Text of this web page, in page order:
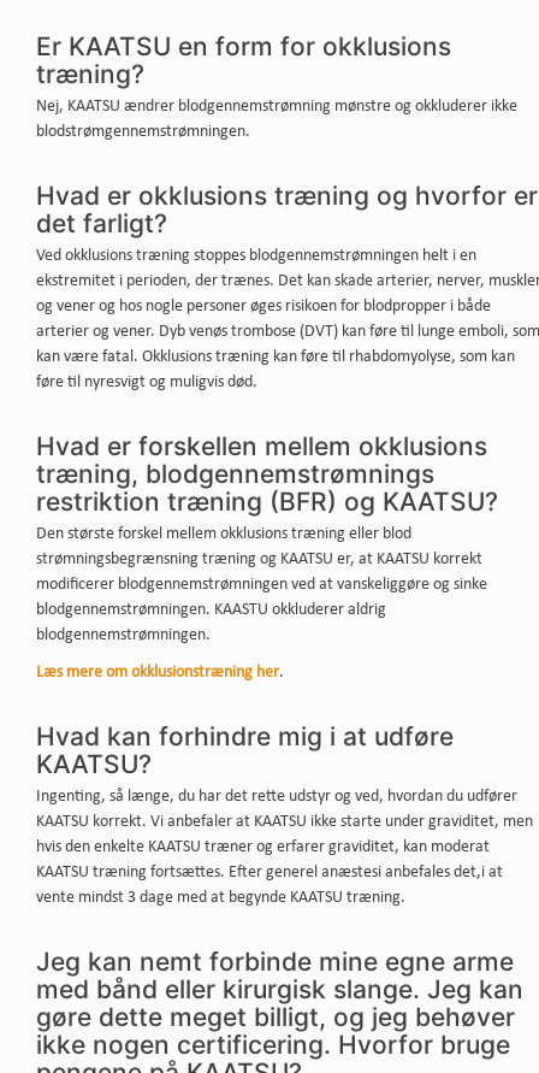
Er KAATSU en form for okklusions
træning?
Nej, KAATSU ændrer blodgennemstrømning mønstre og okkluderer ikke
blodstrømgennemstrømningen.
Hvad er okklusions træning og hvorfor er
det farligt?
Ved okklusions træning stoppes blodgennemstrømningen helt i en
ekstremitet i perioden, der trænes. Det kan skade arterier, nerver,
og vener og hos nogle personer øges risikoen for blodpropper i både
arterier og vener. Dyb venøs trombose (DVT) kan føre til lunge emboli, som
kan være fatal. Okklusions træning kan føre til rhabdomyolyse, som kan
føre til nyresvigt og muligvis død.
Hvad er forskellen mellem okklusions
træning, blodgennemstrømnings
restriktion træning (BFR) og KAATSU?
Den største forskel mellem okklusions træning eller blod
strømningsbegrænsning træning og KAATSU er, at KAATSU korrekt
modificerer blodgennemstrømningen ved at vanskeliggøre og sinke
blodgennemstrømningen. KAASTU okkluderer aldrig
blodgennemstrømningen.
Læs mere om okklusionstræning her.
Hvad kan forhindre mig i at udføre
KAATSU?
Ingenting, så længe, ​​du har det rette udstyr og ved, hvordan du udfører
KAATSU korrekt. Vi anbefaler at KAATSU ikke starte under graviditet, men
hvis den enkelte KAATSU træner og erfarer graviditet, kan moderat
KAATSU træning fortsættes. Efter generel anæstesi anbefales det,i at
vente mindst 3 dage med at begynde KAATSU træning.
Jeg kan nemt forbinde mine egne arme
med bånd eller kirurgisk slange. Jeg kan
gøre dette meget billigt, og jeg behøver
ikke nogen certificering. Hvorfor bruge